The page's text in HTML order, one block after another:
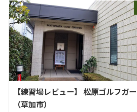
【練習場レビュー】 松原ゴルフガ
（草加市）